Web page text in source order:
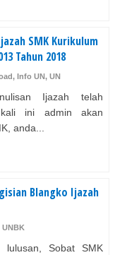
SMK Kurikulum
Tahun 2018
, Info UN, UN
Ijazah telah
ini admin akan
anda...
Blangko Ijazah
UNBK
lulusan, Sobat SMK